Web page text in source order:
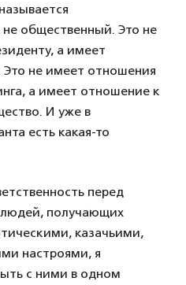
не общественный. Это не
а имеет
не имеет отношения
а имеет отношение к
И уже в
есть какая-то
перед
получающих
казачьими,
настроями, я
с ними в одном